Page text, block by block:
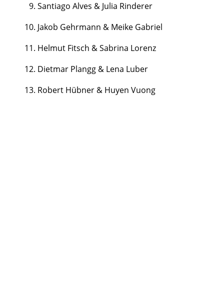
Santiago Alves & Julia Rinderer
Jakob Gehrmann & Meike Gabriel
Helmut Fitsch & Sabrina Lorenz
Dietmar Plangg & Lena Luber
Robert Hübner & Huyen Vuong